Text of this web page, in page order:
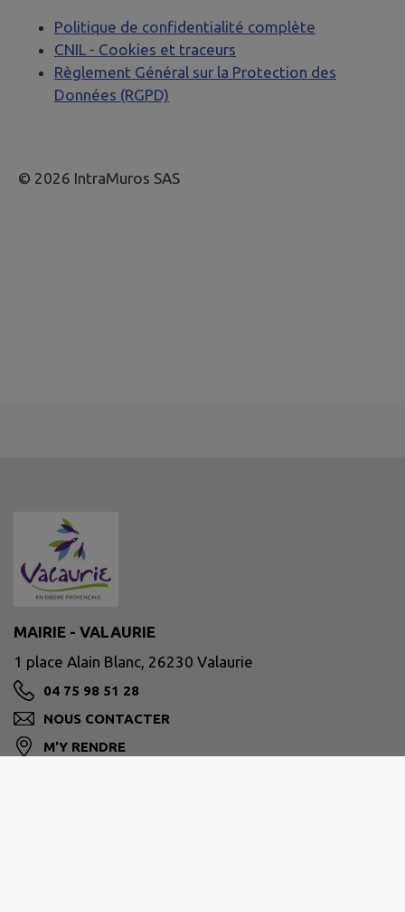
Politique de confidentialité complète
CNIL - Cookies et traceurs
Règlement Général sur la Protection des
Données (RGPD)
© 2026 IntraMuros SAS
MAIRIE - VALAURIE
1 place Alain Blanc, 26230 Valaurie
04 75 98 51 28
NOUS CONTACTER
M'Y RENDRE